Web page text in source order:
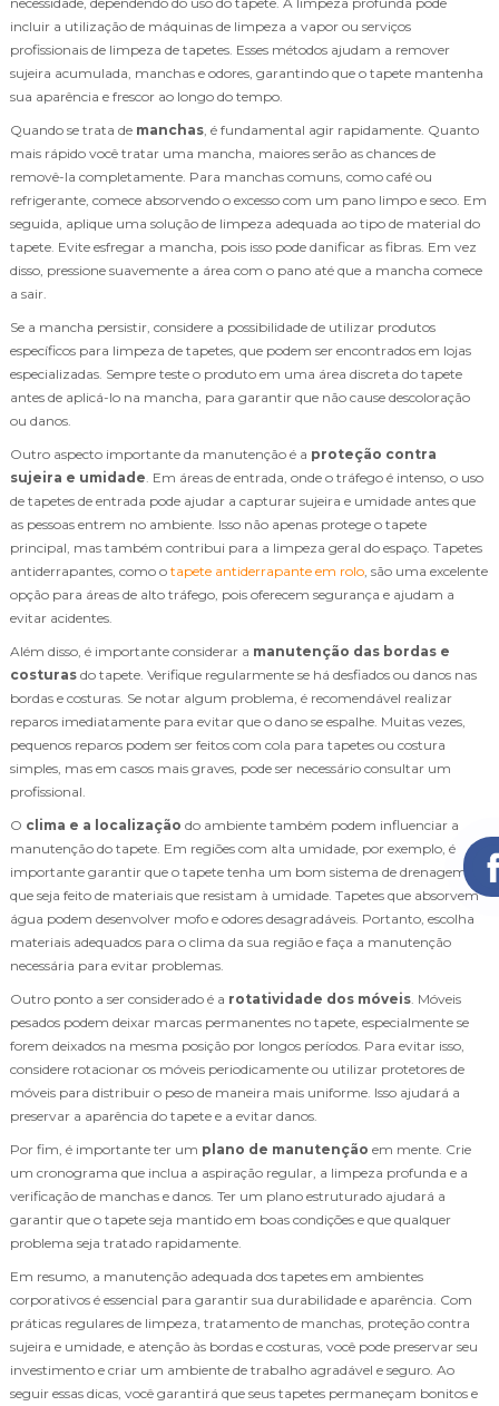
incluir a utilização de máquinas de limpeza a vapor ou serviços
profissionais de limpeza de tapetes. Esses métodos ajudam a remover
sujeira acumulada, manchas e odores, garantindo que o tapete mantenha
sua aparência e frescor ao longo do tempo.
Quando se trata de manchas, é fundamental agir rapidamente. Quanto
mais rápido você tratar uma mancha, maiores serão as chances de
removê-la completamente. Para manchas comuns, como café ou
refrigerante, comece absorvendo o excesso com um pano limpo e seco. Em
seguida, aplique uma solução de limpeza adequada ao tipo de material do
tapete. Evite esfregar a mancha, pois isso pode danificar as fibras. Em vez
disso, pressione suavemente a área com o pano até que a mancha comece
a sair.
Se a mancha persistir, considere a possibilidade de utilizar produtos
específicos para limpeza de tapetes, que podem ser encontrados em lojas
especializadas. Sempre teste o produto em uma área discreta do tapete
antes de aplicá-lo na mancha, para garantir que não cause descoloração
ou danos.
Outro aspecto importante da manutenção é a proteção contra
sujeira e umidade. Em áreas de entrada, onde o tráfego é intenso, o uso
de tapetes de entrada pode ajudar a capturar sujeira e umidade antes que
as pessoas entrem no ambiente. Isso não apenas protege o tapete
principal, mas também contribui para a limpeza geral do espaço. Tapetes
antiderrapantes, como o tapete antiderrapante em rolo, são uma excelente
opção para áreas de alto tráfego, pois oferecem segurança e ajudam a
evitar acidentes.
Além disso, é importante considerar a manutenção das bordas e
costuras do tapete. Verifique regularmente se há desfiados ou danos nas
bordas e costuras. Se notar algum problema, é recomendável realizar
reparos imediatamente para evitar que o dano se espalhe. Muitas vezes,
pequenos reparos podem ser feitos com cola para tapetes ou costura
simples, mas em casos mais graves, pode ser necessário consultar um
profissional.
O clima e a localização do ambiente também podem influenciar a
manutenção do tapete. Em regiões com alta umidade, por exemplo, é
importante garantir que o tapete tenha um bom sistema de drenagem e
que seja feito de materiais que resistam à umidade. Tapetes que absorvem
água podem desenvolver mofo e odores desagradáveis. Portanto, escolha
materiais adequados para o clima da sua região e faça a manutenção
necessária para evitar problemas.
Outro ponto a ser considerado é a rotatividade dos móveis. Móveis
pesados podem deixar marcas permanentes no tapete, especialmente se
forem deixados na mesma posição por longos períodos. Para evitar isso,
considere rotacionar os móveis periodicamente ou utilizar protetores de
móveis para distribuir o peso de maneira mais uniforme. Isso ajudará a
preservar a aparência do tapete e a evitar danos.
Por fim, é importante ter um plano de manutenção em mente. Crie
um cronograma que inclua a aspiração regular, a limpeza profunda e a
verificação de manchas e danos. Ter um plano estruturado ajudará a
garantir que o tapete seja mantido em boas condições e que qualquer
problema seja tratado rapidamente.
Em resumo, a manutenção adequada dos tapetes em ambientes
corporativos é essencial para garantir sua durabilidade e aparência. Com
práticas regulares de limpeza, tratamento de manchas, proteção contra
sujeira e umidade, e atenção às bordas e costuras, você pode preservar seu
investimento e criar um ambiente de trabalho agradável e seguro. Ao
seguir essas dicas, você garantirá que seus tapetes permaneçam bonitos e